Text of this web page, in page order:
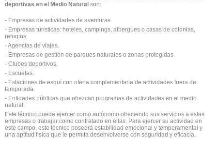
deportivas en el Medio Natural son:
- Empresas de actividades de aventuras.
- Empresas turísticas: hoteles, campings, albergues o casas de colonias,
refugios.
- Agencias de viajes.
- Empresas de gestión de parques naturales o zonas protegidas.
- Clubes deportivos.
- Escuelas.
- Estaciones de esquí con oferta complementaria de actividades fuera de
temporada.
- Entidades públicas que ofrezcan programas de actividades en el medio
natural.
Este técnico puede ejercer como autónomo ofreciendo sus servicios a estas
empresas o trabajar como contratado en ellas. Para ejercer su actividad en
este campo, este técnico poseerá estabilidad emocional y temperamental y
una aptitud física que le permita desenvolverse con seguridad y eficacia.